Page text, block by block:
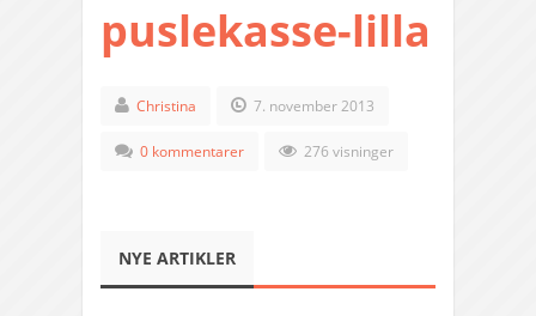
puslekasse-lilla
Christina 7. november 2013
0 kommentarer 276 visninger
NYE ARTIKLER